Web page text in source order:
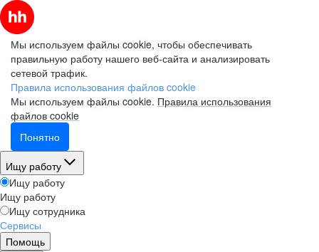
Мы используем файлы cookie, чтобы обеспечивать
правильную работу нашего веб-сайта и анализировать
сетевой трафик.
Правила использования файлов cookie
Мы используем файлы cookie. Правила использования
файлов cookie
Понятно
Ищу работу
Ищу работу
Ищу работу
Ищу сотрудника
Сервисы
Помощь